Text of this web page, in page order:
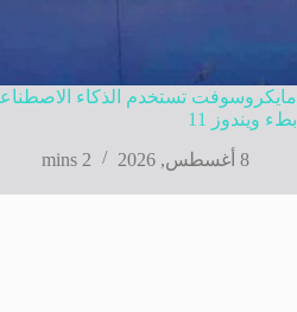
مايكروسوفت تستخدم الذكاء
بطء ويندوز 11
8 أغسطس, 2026
2 mins